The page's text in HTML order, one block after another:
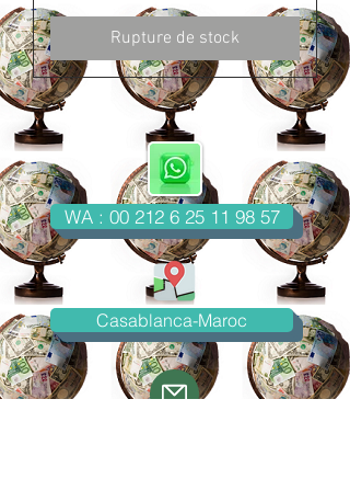
Rupture de stock
WA : 00 212 6 25 11 98 57
Casablanca-Maroc